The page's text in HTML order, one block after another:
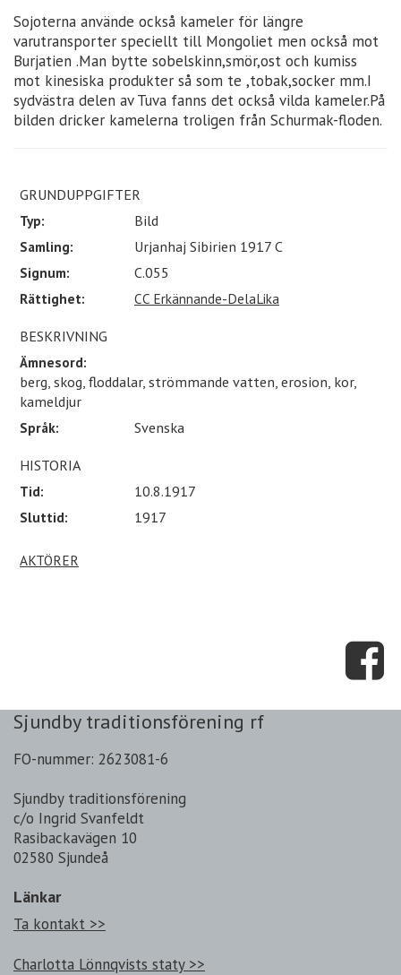
Sojoterna använde också kameler för längre
varutransporter speciellt till Mongoliet men också mot
Burjatien .Man bytte sobelskinn,smör,ost och kumiss
mot kinesiska produkter så som te ,tobak,socker mm.I
sydvästra delen av Tuva fanns det också vilda kameler.På
bilden dricker kamelerna troligen från Schurmak-floden.
GRUNDUPPGIFTER
Typ:
Bild
Samling:
Urjanhaj Sibirien 1917 C
Signum:
C.055
Rättighet:
CC Erkännande-DelaLika
BESKRIVNING
Ämnesord:
berg, skog, floddalar, strömmande vatten, erosion, kor,
kameldjur
Språk:
Svenska
HISTORIA
Tid:
10.8.1917
Sluttid:
1917
AKTÖRER
Sjundby traditionsförening rf
FO-nummer: 2623081-6
Sjundby traditionsförening
c/o Ingrid Svanfeldt
Rasibackavägen 10
02580 Sjundeå
Länkar
Ta kontakt >>
Charlotta Lönnqvists staty >>